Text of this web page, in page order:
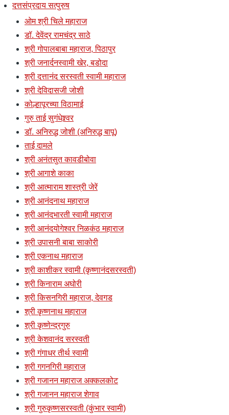
दत्तसंप्रदाय सत्पुरुष
ओम श्री चिले महाराज
डॉ. देवेंद्र रामचंद्र साठे
श्री गोपालबाबा महाराज, पिठापुर
श्री जनार्दनस्वामी खेर, बडोदा
श्री दत्तानंद सरस्वती स्वामी महाराज
श्री देविदासजी जोशी
कोल्हापूरच्या विठामाई
गुरु ताई सुगंधेश्र्वर
डॉ. अनिरुद्ध जोशी (अनिरुद्ध बापू)
ताई दामले
श्री अनंतसुत कावडीबोवा
श्री आगाशे काका
श्री आत्माराम शास्त्री जेरें
श्री आनंदनाथ महाराज
श्री आनंदभारती स्वामी महाराज
श्री आनंदयोगेश्वर निळकंठ महाराज
श्री उपासनी बाबा साकोरी
श्री एकनाथ महाराज
श्री काशीकर स्वामी (कृष्णानंदसरस्वती)
श्री किनाराम अघोरी
श्री किसनगिरी महाराज, देवगड
श्री कृष्णनाथ महाराज
श्री कृष्णेन्द्रगुरु
श्री केशवानंद सरस्वती
श्री गंगाधर तीर्थ स्वामी
श्री गगनगिरी महाराज
श्री गजानन महाराज अक्कलकोट
श्री गजानन महाराज शेगाव
श्री गुरुकृष्णसरस्वती (कुंभार स्वामी)